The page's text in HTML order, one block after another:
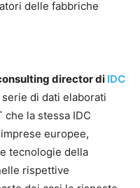
delle fabbriche
director di IDC
di dati elaborati
che la stessa IDC
europee,
tecnologie della
rispettive